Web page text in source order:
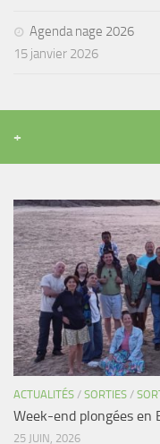
Agenda nage 2026
15 janvier 2026
+
ACTUALITÉS / SORTIES /
Week-end plongées en
25 JUIN, 2026